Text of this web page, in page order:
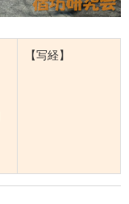
【写経】